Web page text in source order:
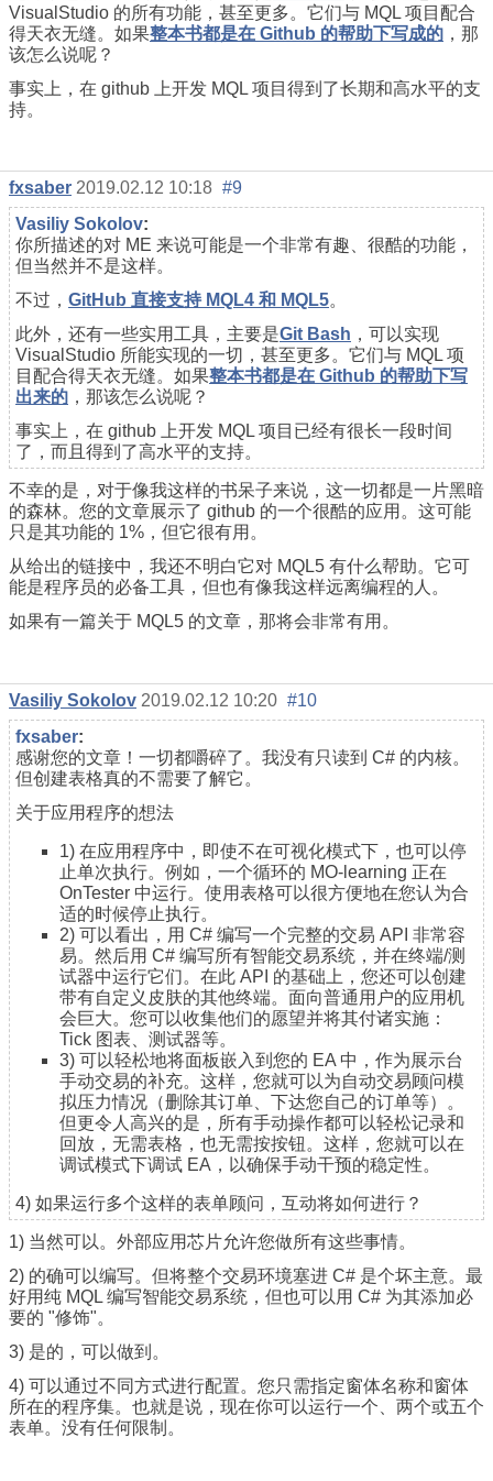
VisualStudio 的所有功能，甚至更多。它们与 MQL 项目配合
得天衣无缝。如果整本书都是在 Github 的帮助下写成的 ，那
该怎么说呢？
事实上，在 github 上开发 MQL 项目得到了长期和高水平的支
持。
fxsaber 2019.02.12 10:18 #9
Vasiliy Sokolov:
你所描述的对 ME 来说可能是一个非常有趣、很酷的功能，
但当然并不是这样。
不过， GitHub 直接支持 MQL4 和 MQL5。
此外，还有一些实用工具，主要是Git Bash ，可以实现
VisualStudio 所能实现的一切，甚至更多。它们与 MQL 项
目配合得天衣无缝。如果整本书都是在 Github 的帮助下写
出来的 ，那该怎么说呢？
事实上，在 github 上开发 MQL 项目已经有很长一段时间
了，而且得到了高水平的支持。
不幸的是，对于像我这样的书呆子来说，这一切都是一片黑暗
的森林。您的文章展示了 github 的一个很酷的应用。这可能
只是其功能的 1%，但它很有用。
从给出的链接中，我还不明白它对 MQL5 有什么帮助。它可
能是程序员的必备工具，但也有像我这样远离编程的人。
如果有一篇关于 MQL5 的文章，那将会非常有用。
Vasiliy Sokolov 2019.02.12 10:20 #10
fxsaber:
感谢您的文章！一切都嚼碎了。我没有只读到 C# 的内核。
但创建表格真的不需要了解它。
关于应用程序的想法
1) 在应用程序中，即使不在可视化模式下，也可以停
止单次执行。例如，一个循环的 MO-learning 正在
OnTester 中运行。使用表格可以很方便地在您认为合
适的时候停止执行。
2) 可以看出，用 C# 编写一个完整的交易 API 非常容
易。然后用 C# 编写所有智能交易系统，并在终端/测
试器中运行它们。在此 API 的基础上，您还可以创建
带有自定义皮肤的其他终端。面向普通用户的应用机
会巨大。您可以收集他们的愿望并将其付诸实施：
Tick 图表、测试器等。
3) 可以轻松地将面板嵌入到您的 EA 中，作为展示台
手动交易的补充。这样，您就可以为自动交易顾问模
拟压力情况（删除其订单、下达您自己的订单等）。
但更令人高兴的是，所有手动操作都可以轻松记录和
回放，无需表格，也无需按按钮。这样，您就可以在
调试模式下调试 EA，以确保手动干预的稳定性。
4) 如果运行多个这样的表单顾问，互动将如何进行？
1) 当然可以。外部应用芯片允许您做所有这些事情。
2) 的确可以编写。但将整个交易环境塞进 C# 是个坏主意。最
好用纯 MQL 编写智能交易系统，但也可以用 C# 为其添加必
要的 "修饰"。
3) 是的，可以做到。
4) 可以通过不同方式进行配置。您只需指定窗体名称和窗体
所在的程序集。也就是说，现在你可以运行一个、两个或五个
表单。没有任何限制。